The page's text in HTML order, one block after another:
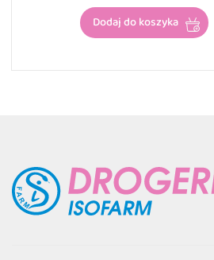
Dodaj do koszyka